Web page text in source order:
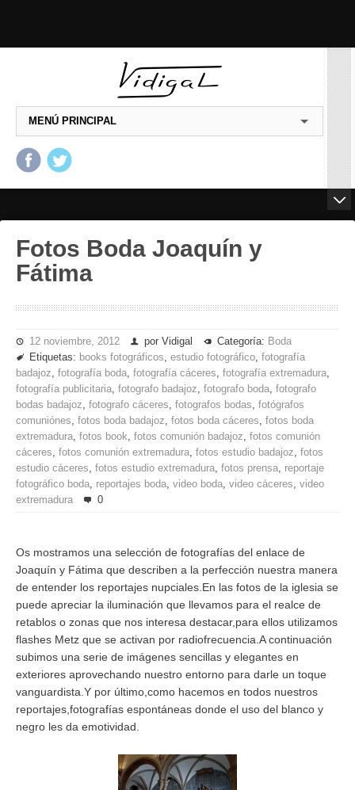
MENÚ PRINCIPAL
Fotos Boda Joaquín y
Fátima
12 noviembre, 2012 por Vidigal Categoría: Boda
Etiquetas: books fotográficos, estudio fotográfico, fotografía
badajoz, fotografía boda, fotografía cáceres, fotografía extremadura,
fotografía publicitaria, fotografo badajoz, fotografo boda, fotografo
bodas badajoz, fotografo cáceres, fotografos bodas, fotógrafos
comuniónes, fotos boda badajoz, fotos boda cáceres, fotos boda
extremadura, fotos book, fotos comunión badajoz, fotos comunión
cáceres, fotos comunión extremadura, fotos estudio badajoz, fotos
estudio cáceres, fotos estudio extremadura, fotos prensa, reportaje
fotográfico boda, reportajes boda, video boda, video cáceres, video
extremadura
0
Os mostramos una selección de fotografías del enlace de
Joaquín y Fátima que describen a la perfección nuestra manera
de entender los reportajes nupciales.En las fotos de la iglesia se
puede apreciar la iluminación que llevamos para el realce de
retablos o zonas que nos interesa destacar,para ellos utilizamos
flashes Metz que se activan por radiofrecuencia.A continuación
subimos una serie de imágenes sencillas y elegantes en
exteriores aprovechando nuestro entorno para darle un toque
vanguardista.Y por último,como hacemos en todos nuestros
reportajes,fotografías espontáneas donde el uso del blanco y
negro les da emotividad.